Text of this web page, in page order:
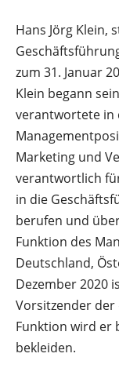
Hans Jörg Klein,
zum 31. Januar
Klein begann
verantwortete in
Marketing und
verantwortlich
in die
berufen und
Funktion des
Deutschland,
Dezember 2020
Vorsitzender der
Funktion wird er
bekleiden.